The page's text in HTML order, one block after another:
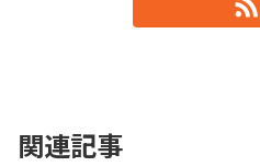
関連記事